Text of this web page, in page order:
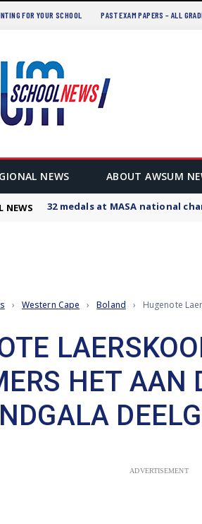
FOR YOUR SCHOOL PAST EXAM PAPERS – ALL
NEWS ABOUT AWSUM
NEWS 32 medals at MASA national
› Western Cape › Boland ›
Hugenote
HET AAN
ADVERTISEMENT